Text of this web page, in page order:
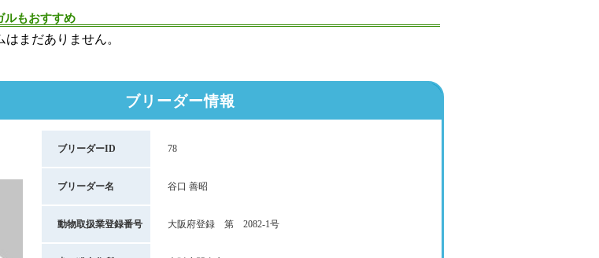
ルもおすすめ
はまだありません。
ブリーダー情報
ブリーダーID 78
ブリーダー名 谷口 善昭
動物取扱業登録番号 大阪府登録 第 2082-1号